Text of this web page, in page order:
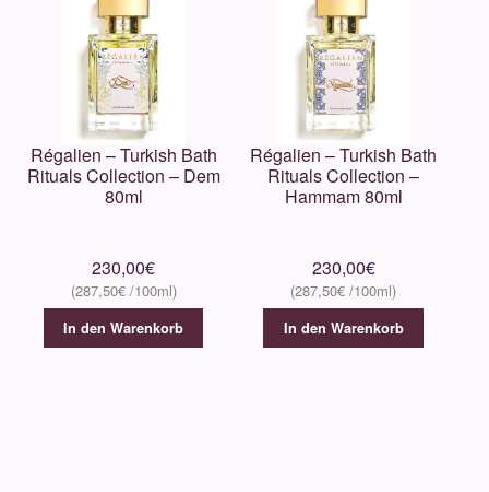
Roja Parfums
Sabé Masson
Schwarzlose
Simone Andreoli
Sospiro
Régalien – Turkish Bath
Rituals Collection – Dem
80ml
230,00€
287,50€
In den Warenkorb
Régalien – Turkish Bath
Rituals Collection –
Hammam 80ml
230,00€
287,50€
In den Warenkorb